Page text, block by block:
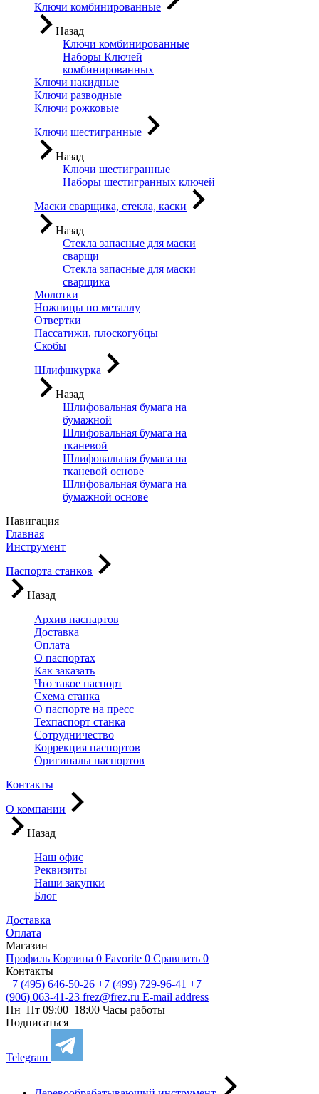
Ключи комбинированные
Назад
Ключи комбинированные
Наборы Ключей
комбинированных
Ключи накидные
Ключи разводные
Ключи рожковые
Ключи шестигранные
Назад
Ключи шестигранные
Наборы шестигранных ключей
Маски сварщика, стекла, каски
Назад
Стекла запасные для маски
сварщи
Стекла запасные для маски
сварщика
Молотки
Ножницы по металлу
Отвертки
Пассатижи, плоскогубцы
Скобы
Шлифшкурка
Назад
Шлифовальная бумага на
бумажной
Шлифовальная бумага на
тканевой
Шлифовальная бумага на
тканевой основе
Шлифовальная бумага на
бумажной основе
Навигация
Главная
Инструмент
Паспорта станков
Назад
Архив паспартов
Доставка
Оплата
О паспортах
Как заказать
Что такое паспорт
Схема станка
О паспорте на пресс
Техпаспорт станка
Сотрудничество
Коррекция паспортов
Оригиналы паспортов
Контакты
О компании
Назад
Наш офис
Реквизиты
Наши закупки
Блог
Доставка
Оплата
Магазин
Профиль Корзина 0 Favorite 0 Сравнить 0
Контакты
+7 (495) 646-50-26 +7 (499) 729-96-41 +7
(906) 063-41-23 frez@frez.ru E-mail address
Пн–Пт 09:00–18:00 Часы работы
Подписаться
Telegram